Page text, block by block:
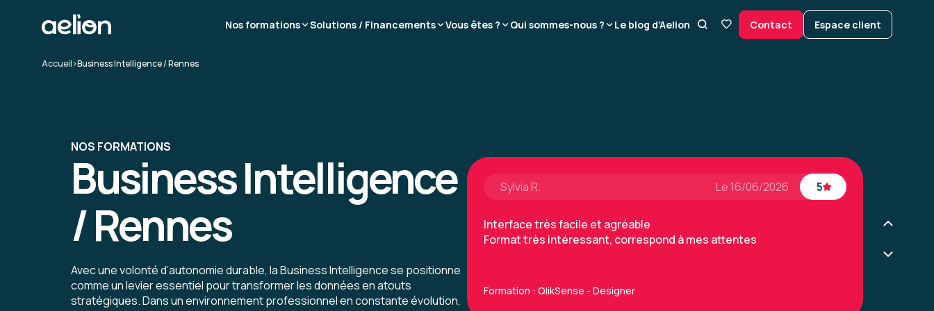
Nos formations Solutions / Financements Vous êtes ? Qui sommes-nous ? Le blog d’Aelion Contact Espace client
Accueil>Business Intelligence / Rennes
NOS FORMATIONS
Business Intelligence
/ Rennes
Avec une volonté d’autonomie durable, la Business Intelligence se positionne
comme un levier essentiel pour transformer les données en atouts
stratégiques. Dans un environnement professionnel en constante évolution,
Le 26/11/2025 4
Sylvia R. Le 16/06/2026 5
Interface très facile et agréable
Format très intéressant, correspond à mes attentes
Formation : QlikSense - Designer